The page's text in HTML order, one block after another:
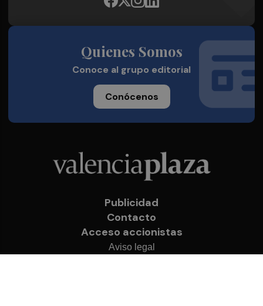
Quienes Somos
Conoce al grupo editorial
Conócenos
Publicidad
Contacto
Acceso accionistas
Aviso legal